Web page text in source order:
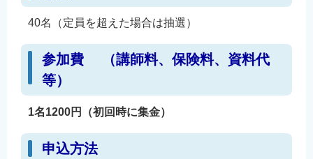
40名（定員を超えた場合は抽選）
参加費 （講師料、保険料、資料代
等）
1名1200円（初回時に集金）
申込方法